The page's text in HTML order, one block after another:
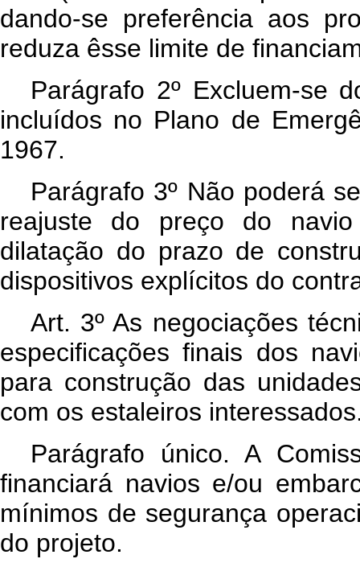
dando-se preferência aos
reduza êsse limite de
Parágrafo 2º Excluem-se
incluídos no Plano de
1967.
Parágrafo 3º Não poderá
reajuste do preço do
dilatação do prazo de
dispositivos explícitos do
Art. 3º As negociações
especificações finais dos
para construção das
com os estaleiros
Parágrafo único. A
financiará navios e/ou
mínimos de segurança
do projeto.